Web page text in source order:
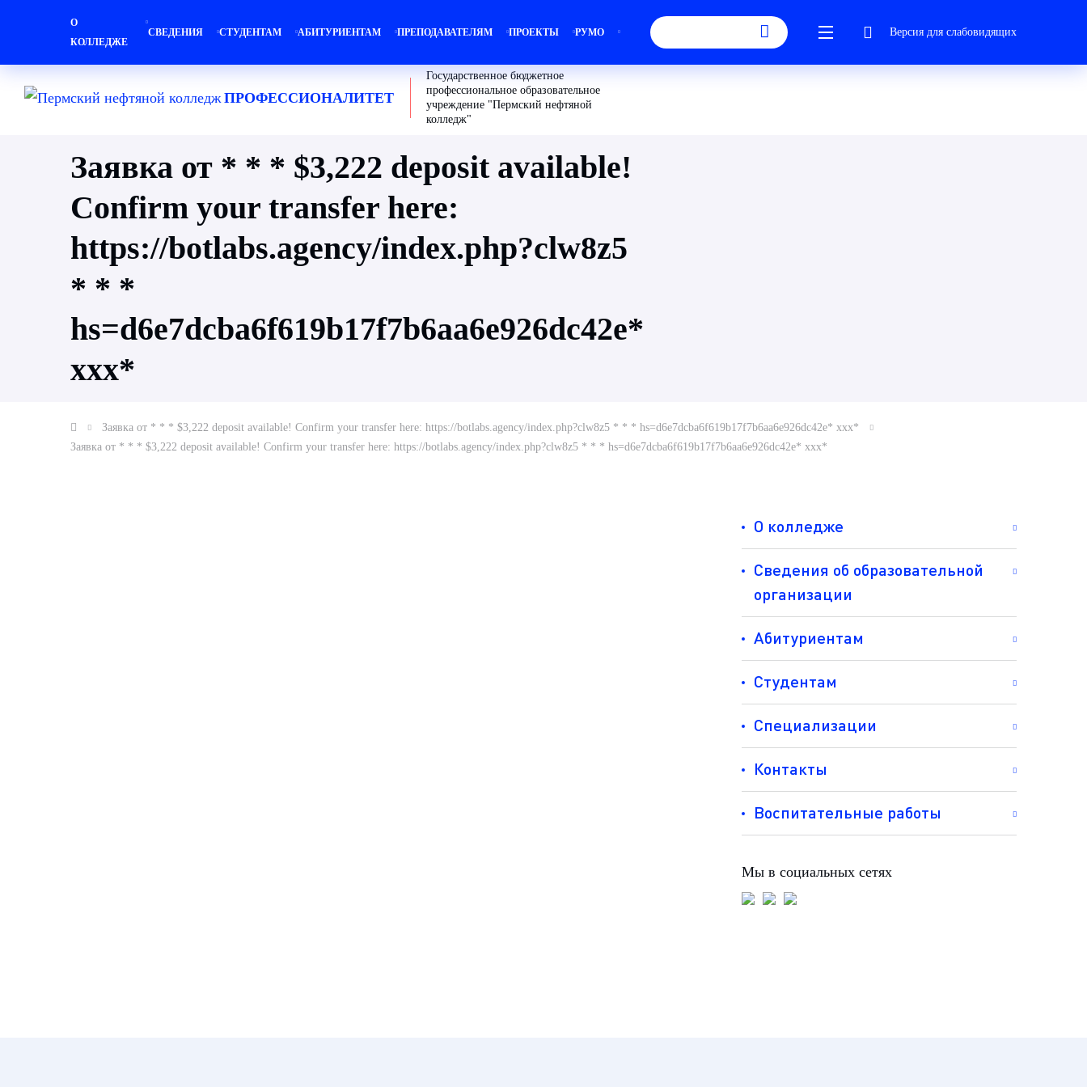
О
КОЛЛЕДЖЕ
СВЕДЕНИЯ СТУДЕНТАМ АБИТУРИЕНТАМ ПРЕПОДАВАТЕЛЯМ ПРОЕКТЫ РУМО Версия для слабовидящих
ПРОФЕССИОНАЛИТЕТ
Государственное бюджетное
профессиональное образовательное
учреждение "Пермский нефтяной
колледж"
Заявка от * * * $3,222 deposit available!
Confirm your transfer here:
https://botlabs.agency/index.php?clw8z5
* * *
hs=d6e7dcba6f619b17f7b6aa6e926dc42e*
ххх*
Заявка от * * * $3,222 deposit available! Confirm your transfer here: https://botlabs.agency/index.php?clw8z5 * * * hs=d6e7dcba6f619b17f7b6aa6e926dc42e* ххх*
Заявка от * * * $3,222 deposit available! Confirm your transfer here: https://botlabs.agency/index.php?clw8z5 * * * hs=d6e7dcba6f619b17f7b6aa6e926dc42e* ххх*
О колледже
Сведения об образовательной
организации
Абитуриентам
Студентам
Специализации
Контакты
Воспитательные работы
Мы в социальных сетях